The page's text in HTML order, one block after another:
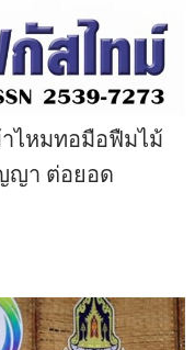
ไหมทอมือฟืมไม้
ญา ต่อยอด